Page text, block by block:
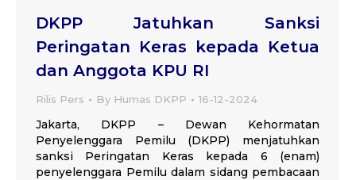
DKPP Jatuhkan Sanksi
Peringatan Keras kepada Ketua
dan Anggota KPU RI
Rilis Pers By Humas DKPP 16-12-2024
Jakarta, DKPP – Dewan Kehormatan
Penyelenggara Pemilu (DKPP) menjatuhkan
sanksi Peringatan Keras kepada 6 (enam)
penyelenggara Pemilu dalam sidang pembacaan